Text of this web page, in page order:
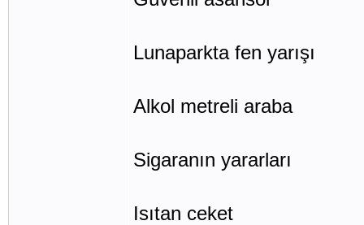
Lunaparkta fen yarışı
Alkol metreli araba
Sigaranın yararları
Isıtan ceket